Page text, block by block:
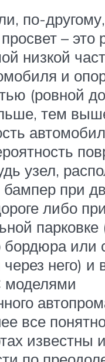
по-другому,
– это
низкой
и
(ровной
тем
узел,
бампер при
либо при
бордюра или
него) и
моделями
все
известны